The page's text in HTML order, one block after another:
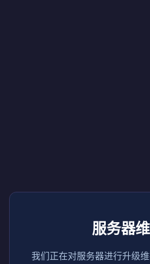
服务器
我们正在对服务器进行升级